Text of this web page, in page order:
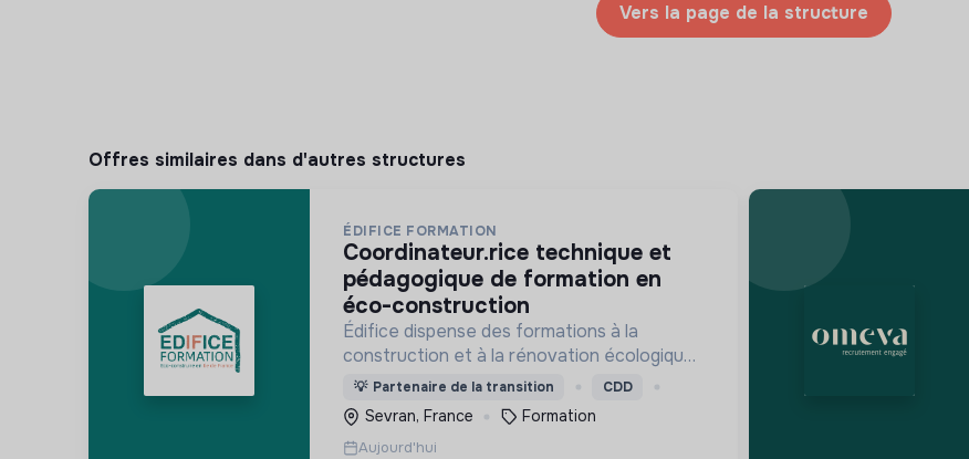
Vers la page de la structure
Offres similaires dans d'autres structures
ÉDIFICE FORMATION
coordinateur.rice technique et
pédagogique de formation en
éco-construction
Édifice dispense des formations à la
construction et à la rénovation écologiques
et au réemploi dans le bâtiment. Nos
formations s'adressent à des personnes en
activité et des demandeurs d'emploi.
💡 Partenaire de la transition CDD
Sevran, France Formation
Aujourd'hui